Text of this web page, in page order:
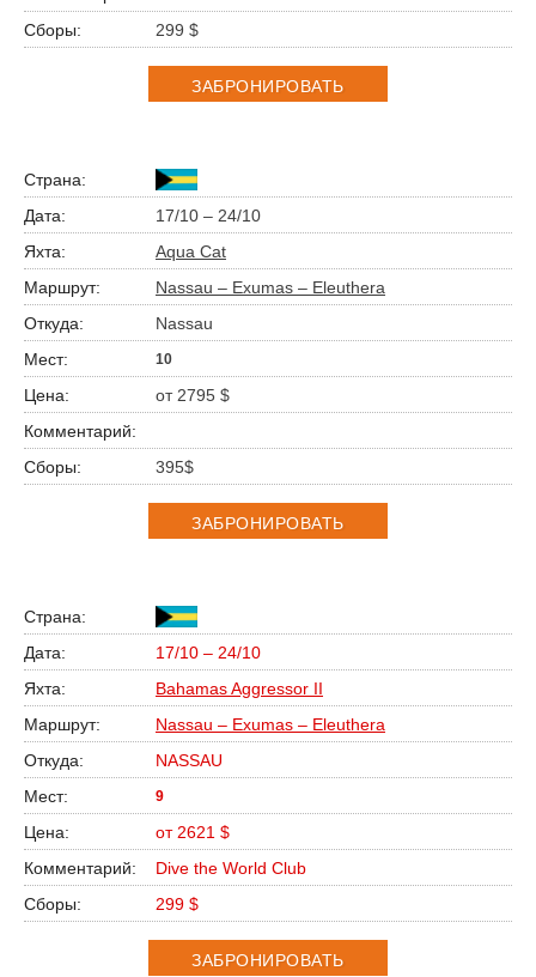
299 $
ЗАБРОНИРОВАТЬ
17/10 – 24/10
Aqua Cat
Nassau – Exumas – Eleuthera
Nassau
10
от 2795 $
395$
ЗАБРОНИРОВАТЬ
17/10 – 24/10
Bahamas Aggressor II
Nassau – Exumas – Eleuthera
NASSAU
9
от 2621 $
Dive the World Club
299 $
ЗАБРОНИРОВАТЬ